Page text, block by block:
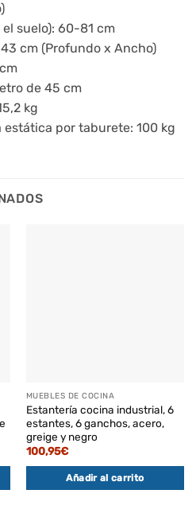
suelo): 60-81 cm
cm (Profundo x Ancho)
de 45 cm
kg
por taburete: 100 kg
MUEBLES DE COCINA
Estantería cocina industrial, 6
estantes, 6 ganchos, acero,
greige y negro
100,95€
Añadir al carrito